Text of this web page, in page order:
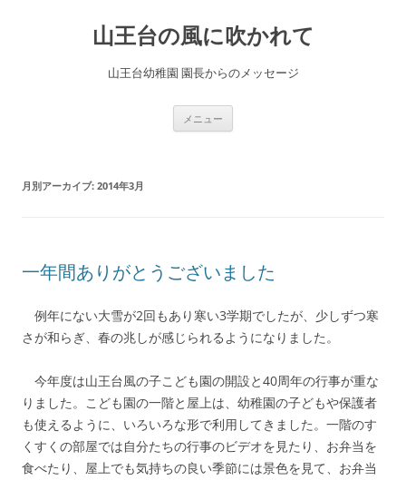
山王台の風に吹かれて
山王台幼稚園 園長からのメッセージ
メニュー
月別アーカイブ: 2014年3月
一年間ありがとうございました
例年にない大雪が2回もあり寒い3学期でしたが、少しずつ寒
さが和らぎ、春の兆しが感じられるようになりました。
今年度は山王台風の子こども園の開設と40周年の行事が重な
りました。こども園の一階と屋上は、幼稚園の子どもや保護者
も使えるように、いろいろな形で利用してきました。一階のす
くすくの部屋では自分たちの行事のビデオを見たり、お弁当を
食べたり、屋上でも気持ちの良い季節には景色を見て、お弁当